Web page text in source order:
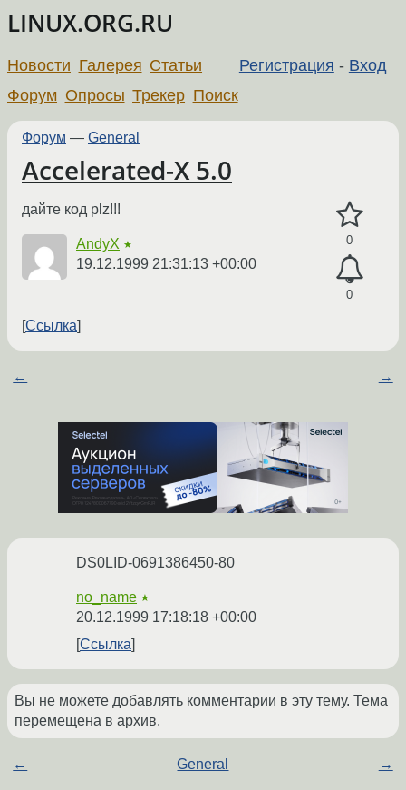
LINUX.ORG.RU
Регистрация - Вход
Новости Галерея Статьи
Форум Опросы Трекер Поиск
Форум — General
Accelerated-X 5.0
0
0
дайте код plz!!!
AndyX ★
19.12.1999 21:31:13 +00:00
Ссылка
← →
DS0LID-0691386450-80
no_name ★
20.12.1999 17:18:18 +00:00
Ссылка
Вы не можете добавлять комментарии в эту тему. Тема
перемещена в архив.
← General →